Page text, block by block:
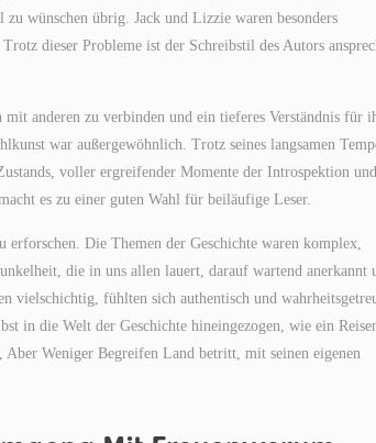
wünschen übrig. Jack und Lizzie waren besonders
dieser Probleme ist der Schreibstil des Autors
anderen zu verbinden und ein tieferes Verständnis für
war außergewöhnlich. Trotz seines langsamen
voller ergreifender Momente der Introspektion und
es zu einer guten Wahl für beiläufige Leser.
Die Themen der Geschichte waren komplex,
die in uns allen lauert, darauf wartend anerkannt
vielschichtig, fühlten sich authentisch und
in die Welt der Geschichte hineingezogen, wie ein
Weniger Begreifen Land betritt, mit seinen eigenen